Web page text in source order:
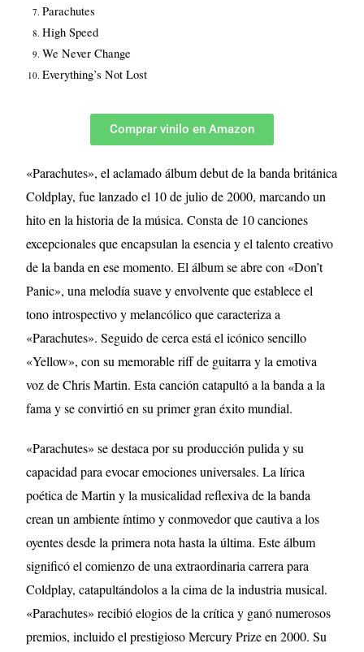
Parachutes
High Speed
We Never Change
Everything’s Not Lost
Comprar vinilo en Amazon
«Parachutes», el aclamado álbum debut de la banda británica
Coldplay, fue lanzado el 10 de julio de 2000, marcando un
hito en la historia de la música. Consta de 10 canciones
excepcionales que encapsulan la esencia y el talento creativo
de la banda en ese momento. El álbum se abre con «Don’t
Panic», una melodía suave y envolvente que establece el
tono introspectivo y melancólico que caracteriza a
«Parachutes». Seguido de cerca está el icónico sencillo
«Yellow», con su memorable riff de guitarra y la emotiva
voz de Chris Martin. Esta canción catapultó a la banda a la
fama y se convirtió en su primer gran éxito mundial.
«Parachutes» se destaca por su producción pulida y su
capacidad para evocar emociones universales. La lírica
poética de Martin y la musicalidad reflexiva de la banda
crean un ambiente íntimo y conmovedor que cautiva a los
oyentes desde la primera nota hasta la última. Este álbum
significó el comienzo de una extraordinaria carrera para
Coldplay, catapultándolos a la cima de la industria musical.
«Parachutes» recibió elogios de la crítica y ganó numerosos
premios, incluido el prestigioso Mercury Prize en 2000. Su